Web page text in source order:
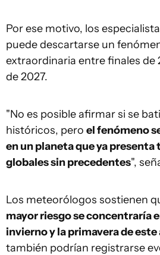
Por ese motivo, los
puede descartarse un
extraordinaria entre finales de
de 2027.
"No es posible afirmar si se
históricos, pero el fenómeno
en un planeta que ya
globales sin precedentes",
Los meteorólogos sostienen
mayor riesgo se concentraría
invierno y la primavera de este
también podrían registrarse